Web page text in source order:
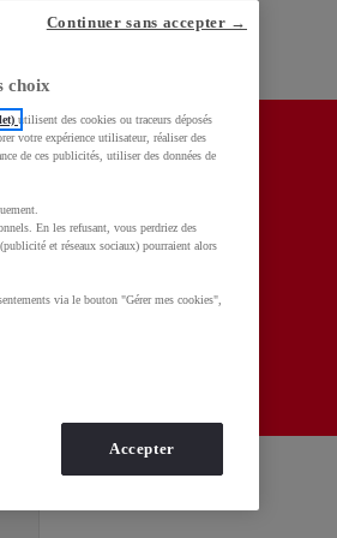
choix
utilisent des cookies ou traceurs déposés
votre expérience utilisateur, réaliser des
de ces publicités, utiliser des données de
En les refusant, vous perdriez des
et réseaux sociaux) pourraient alors
via le bouton "Gérer mes cookies",
Continuer sans accepter →
Accepter